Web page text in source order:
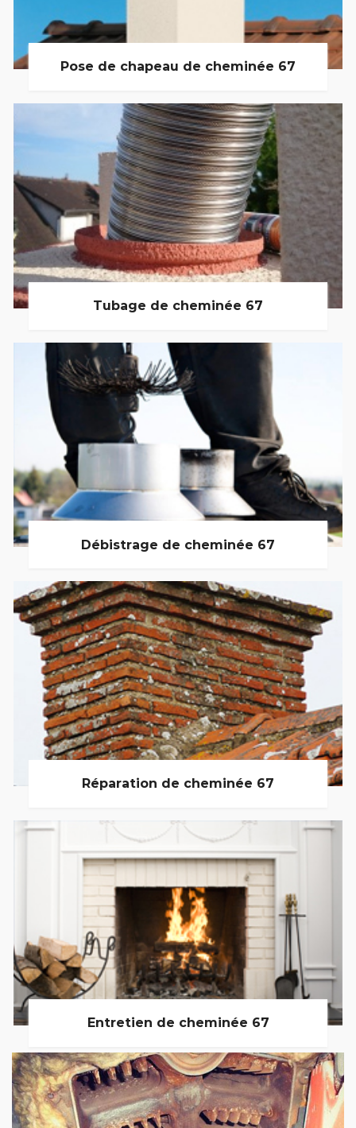
Pose de chapeau de cheminée 67
Tubage de cheminée 67
Débistrage de cheminée 67
Réparation de cheminée 67
Entretien de cheminée 67